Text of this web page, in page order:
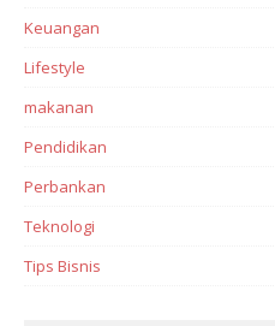
Keuangan
Lifestyle
makanan
Pendidikan
Perbankan‎
Teknologi
Tips Bisnis